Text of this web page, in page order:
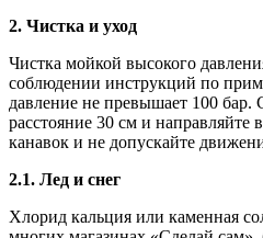
2. Чистка и уход
Чистка мойкой высокого
соблюдении инструкций по
давление не превышает 100
расстояние 30 см и направляйте
канавок и не допускайте
2.1. Лед и снег
Хлорид кальция или каменная